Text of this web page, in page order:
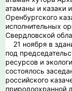
атаманы и казаки
Оренбургского
исполнительных
Свердловской
21 ноября в
под
ресурсов и
состоялось
российского
природоохранной